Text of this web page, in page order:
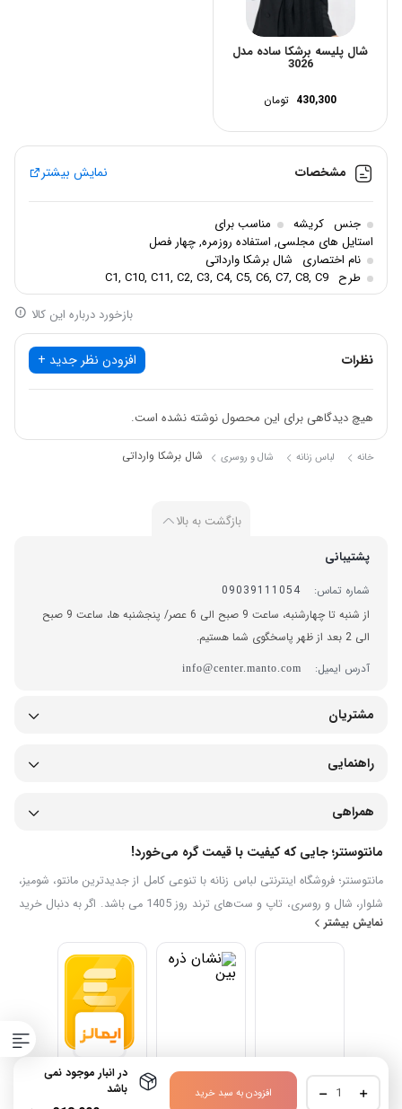
در انبار موجود نمی
باشد
شال
برشکا افزودن به سبد خرید
شال پلیسه برشکا ساده مدل
3026
430,300 تومان
مشخصات نمایش بیشتر
جنس کریشه
مناسب برای
استایل های مجلسی, استفاده روزمره, چهار فصل
نام اختصاری
شال برشکا وارداتی
طرح C1, C10, C11, C2, C3, C4, C5, C6, C7, C8, C9
بازخورد درباره این کالا
نظرات افزودن نظر جدید +
هیچ دیدگاهی برای این محصول نوشته نشده است.
خانه لباس زنانه شال و روسری شال برشکا وارداتی
بازگشت به بالا
پشتیبانی
شماره تماس:
09039111054
از شنبه تا چهارشنبه، ساعت 9 صبح الی 6 عصر/ پنجشنبه ها، ساعت 9 صبح
الی 2 بعد از ظهر پاسخگوی شما هستیم.
آدرس ایمیل:
info@center.manto.com
مشتریان
راهنمایی
همراهی
مانتوسنتر؛ جایی که کیفیت با قیمت گره می‌خورد!
مانتوسنتر؛ فروشگاه اینترنتی لباس زنانه با تنوعی کامل از جدیدترین مانتو، شومیز،
شلوار، شال و روسری، تاپ و ست‌های ترند روز 1405 می باشد. اگر به دنبال خرید
اینترنتی لباس زنانه شیک، جدید با قیمت مناسب هستید، در سایت خرید لباس
زنانه مانتوسنتر می‌توانید مدل‌های متنوع را مشاهده، مقایسه و به‌صورت آنلاین
سفارش دهید. ما تلاش می‌کنیم تجربه‌ای ساده، سریع و مطمئن برای خرید
نمایش بیشتر
تمامی محتوا برای مجموعه مانتوسنتر محفوظ می باشد.